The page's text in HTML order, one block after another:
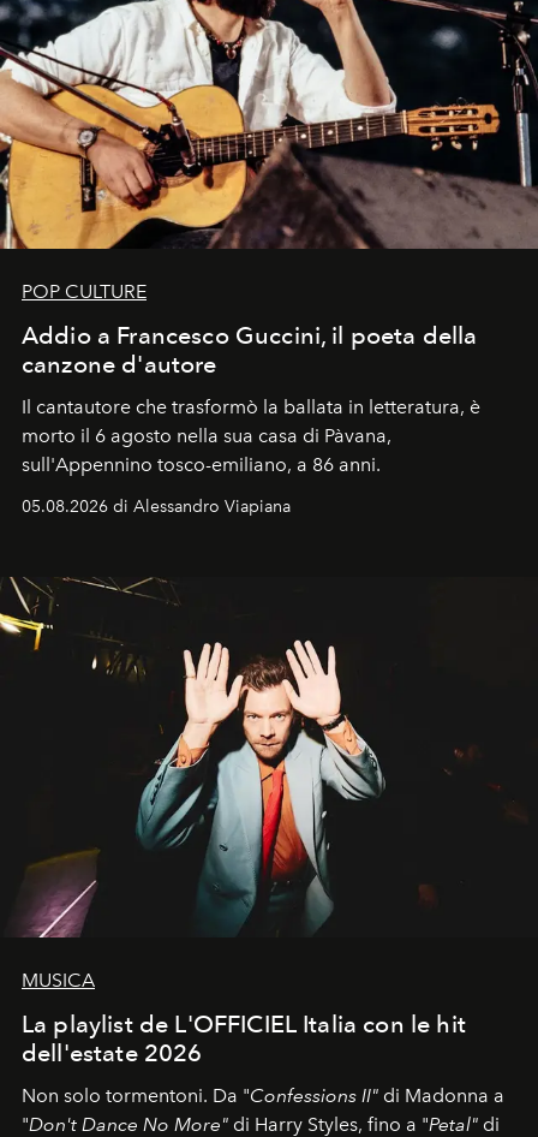
POP CULTURE
Addio a Francesco Guccini, il poeta della
canzone d'autore
Il cantautore che trasformò la ballata in letteratura, è
morto il 6 agosto nella sua casa di Pàvana,
sull'Appennino tosco-emiliano, a 86 anni.
05.08.2026 di Alessandro Viapiana
MUSICA
La playlist de L'OFFICIEL Italia con le hit
dell'estate 2026
Non solo tormentoni. Da "Confessions II" di Madonna a
"Don't Dance No More" di Harry Styles, fino a "Petal" di